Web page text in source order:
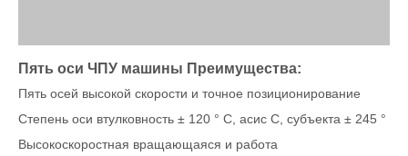
Пять оси ЧПУ машины Преимущества:
Пять осей высокой скорости и точное позиционирование
Степень оси втулковность ± 120 ° С, асис C, субъекта ± 245 °
Высокоскоростная вращающаяся и работа